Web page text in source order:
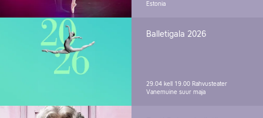
Estonia
Balletigala 2026
29.04 kell 19.00 Rahvusteater
Vanemuine suur maja